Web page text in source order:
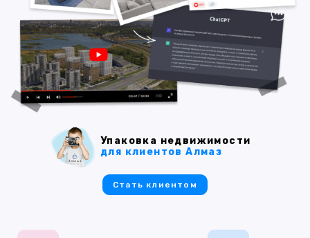
Упаковка недвижимости
для клиентов Алмаз
Стать клиентом